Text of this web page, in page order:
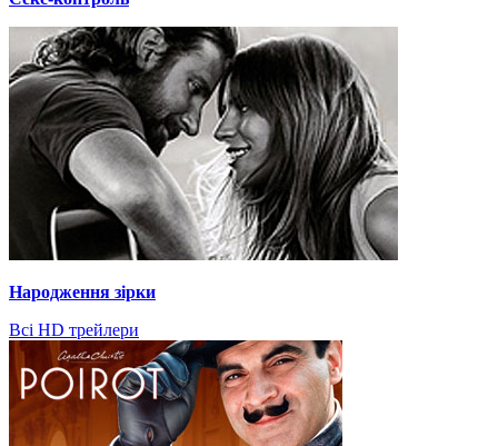
Народження зірки
Всі HD трейлери